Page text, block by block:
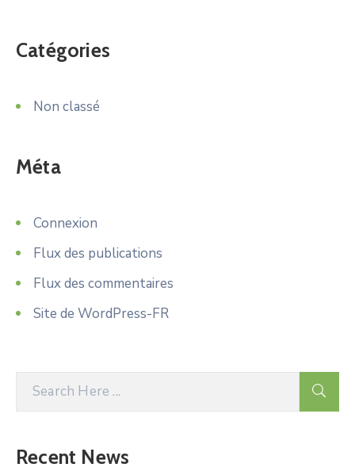
Catégories
Non classé
Méta
Connexion
Flux des publications
Flux des commentaires
Site de WordPress-FR
Recent News